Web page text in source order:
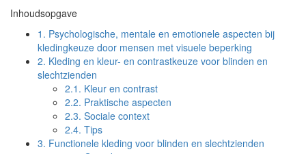
Inhoudsopgave
1. Psychologische, mentale en emotionele aspecten bij
kledingkeuze door mensen met visuele beperking
2. Kleding en kleur- en contrastkeuze voor blinden en
slechtzienden
2.1. Kleur en contrast
2.2. Praktische aspecten
2.3. Sociale context
2.4. Tips
3. Functionele kleding voor blinden en slechtzienden